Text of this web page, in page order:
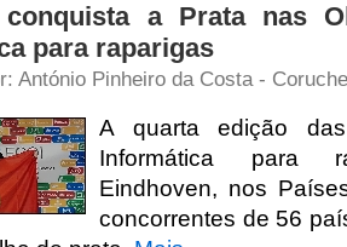
conquista a Prata nas
para raparigas
António Pinheiro da Costa -
A quarta edição
Informática para
Eindhoven, nos
concorrentes de 56